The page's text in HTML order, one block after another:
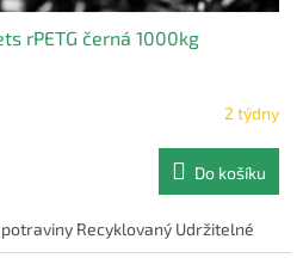
rPETG černá 1000kg
2 týdny
Do košíku
Recyklovaný Udržitelné